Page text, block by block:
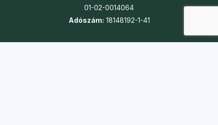
01-02-0014064
Adószám: 18148192-1-41